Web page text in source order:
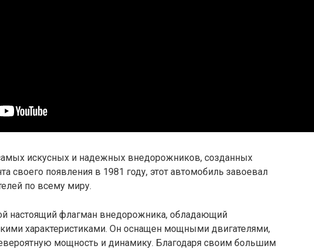
искусных и надежных внедорожников, созданных
своего появления в 1981 году, этот автомобиль завоевал
по всему миру.
настоящий флагман внедорожника, обладающий
характеристиками. Он оснащен мощными двигателями,
мощность и динамику. Благодаря своим большим